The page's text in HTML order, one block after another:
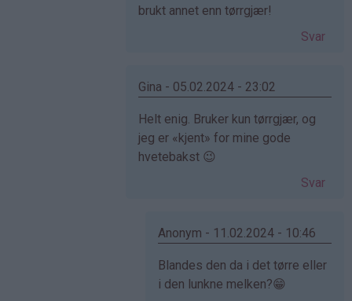
på
bekreftet)
brukt annet enn tørrgjær!
Svar
Gina - 05.02.2024 - 23:02
Som
svar
på
bekreftet)
Helt enig. Bruker kun tørrgjær, og
jeg er «kjent» for mine gode
hvetebakst 😉
Svar
Anonym - 11.02.2024 - 10:46
Som
svar
Blandes den da i det tørre eller
i den lunkne melken?😁